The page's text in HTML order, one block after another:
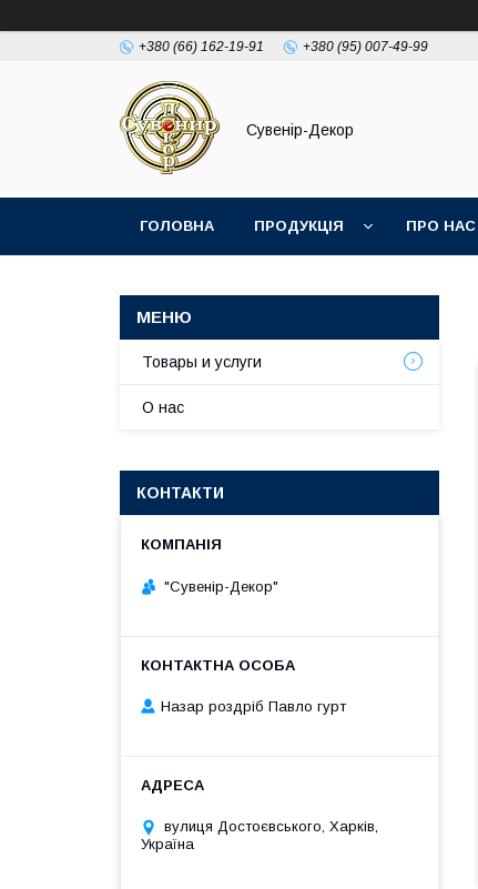
+380 (66) 162-19-91 +380 (95) 007-49-99
Сувенір-Декор
ГОЛОВНА ПРОДУКЦІЯ ПРО НАС
Товары и услуги
О нас
КОНТАКТИ
"Сувенір-Декор"
Назар роздріб Павло гурт
вулиця Достоєвського, Харків,
Україна